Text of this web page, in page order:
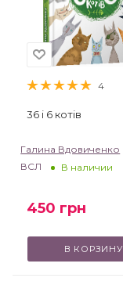
4
36 і 6 котів
Галина Вдовиченко
ВСЛ
В наличии
450 грн
В КОРЗИНУ